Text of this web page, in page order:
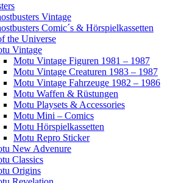
Vintage
Comic´s & Hörspielkassetten
the Universe
Vintage
Motu Vintage Figuren 1981 – 1987
Motu Vintage Creaturen 1983 – 1987
Motu Vintage Fahrzeuge 1982 – 1986
Motu Waffen & Rüstungen
Motu Playsets & Accessories
Motu Mini – Comics
Motu Hörspielkassetten
Motu Repro Sticker
New Advenure
Classics
Origins